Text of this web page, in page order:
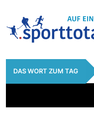
DAS WORT ZUM TAG